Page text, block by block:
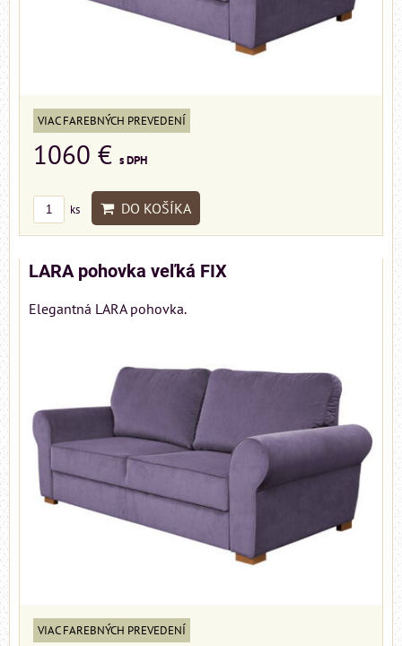
VIAC FAREBNÝCH PREVEDENÍ
1060 € s DPH
ks DO KOŠÍKA
LARA pohovka veľká FIX
Elegantná LARA pohovka.
VIAC FAREBNÝCH PREVEDENÍ